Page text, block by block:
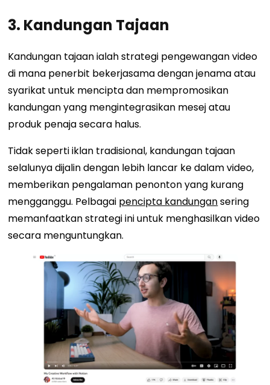
3. Kandungan Tajaan
Kandungan tajaan ialah strategi pengewangan video
di mana penerbit bekerjasama dengan jenama atau
syarikat untuk mencipta dan mempromosikan
kandungan yang mengintegrasikan mesej atau
produk penaja secara halus.
Tidak seperti iklan tradisional, kandungan tajaan
selalunya dijalin dengan lebih lancar ke dalam video,
memberikan pengalaman penonton yang kurang
mengganggu. Pelbagai pencipta kandungansering
memanfaatkan strategi ini untuk menghasilkan video
secara menguntungkan.